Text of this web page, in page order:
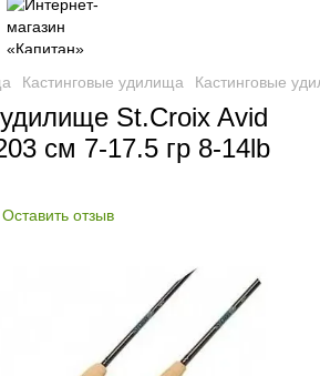
Кастинговые удилища Кастинговые
удилище St.Croix Avid
см 7-17.5 гр 8-14lb
Оставить отзыв